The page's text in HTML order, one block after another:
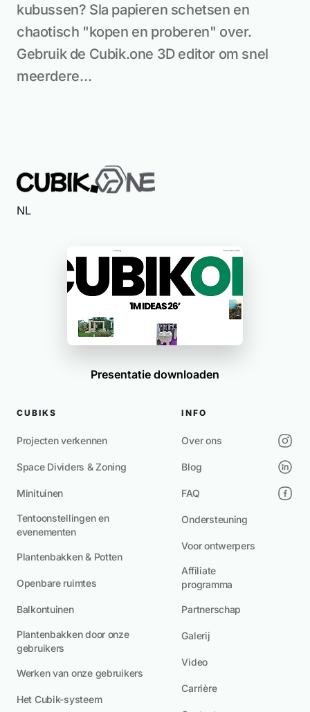
kubussen? Sla papieren schetsen en
chaotisch "kopen en proberen" over.
Gebruik de Cubik.one 3D editor om snel
meerdere…
NL
Presentatie downloaden
CUBIKS
Projecten verkennen
Space Dividers & Zoning
Minituinen
Tentoonstellingen en
evenementen
Plantenbakken & Potten
Openbare ruimtes
Balkontuinen
Plantenbakken door onze
gebruikers
Werken van onze gebruikers
Het Cubik-systeem
INFO
Over ons
Blog
FAQ
Ondersteuning
Voor ontwerpers
Affiliate
programma
Partnerschap
Galerij
Video
Carrière